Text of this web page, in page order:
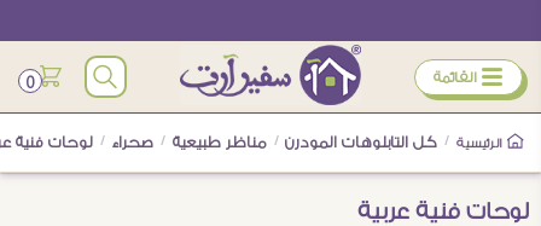
ÿ القائمة 0
الرئيسية / كل التابلوهات المودرن / مناظر طبيعية / صحراء / لوحات فنية
لوحات فنية عربية